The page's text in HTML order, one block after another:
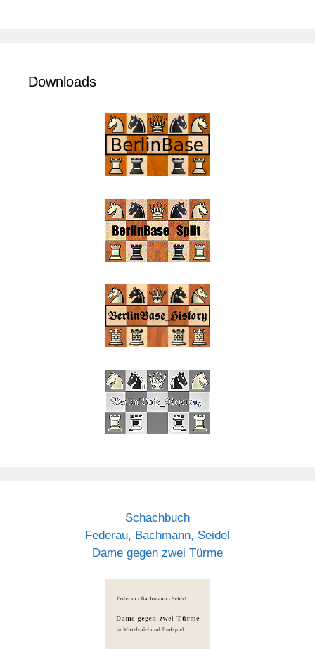
Downloads
Schachbuch
Federau, Bachmann, Seidel
Dame gegen zwei Türme